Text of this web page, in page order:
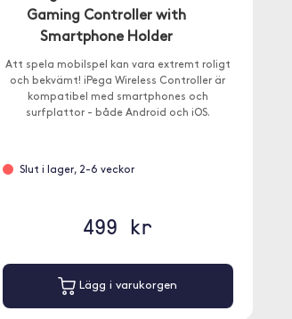
Gaming Controller with
Smartphone Holder
Att spela mobilspel kan vara extremt roligt
och bekvämt! iPega Wireless Controller är
kompatibel med smartphones och
surfplattor - både Android och iOS.
Slut i lager, 2-6 veckor
499 kr
Lägg i varukorgen